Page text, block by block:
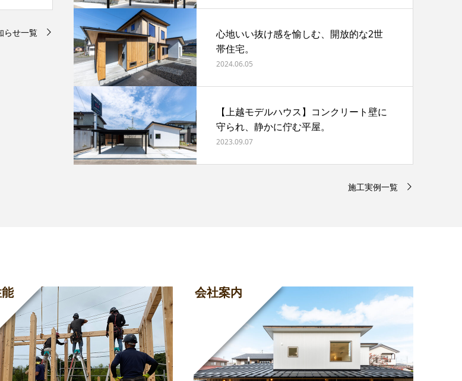
らせ一覧
心地いい抜け感を愉しむ、開放的な2世
帯住宅。
2024.06.05
【上越モデルハウス】コンクリート壁に
守られ、静かに佇む平屋。
2023.09.07
施工実例一覧
会社案内